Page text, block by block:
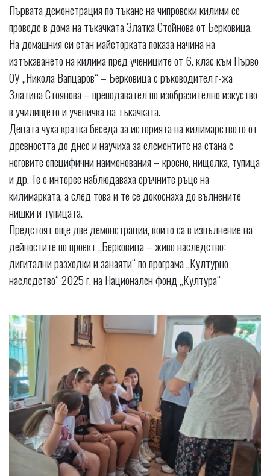
Първата демонстрация по тъкане на чипровски килими се
проведе в дома на тъкачката Златка Стойнова от Берковица.
На домашния си стан майсторката показа начина на
изтъкаването на килима пред учениците от 6. клас към Първо
ОУ „Никола Вапцаров“ – Берковица с ръководител г-жа
Златина Стоянова – преподавател по изобразително изкуство
в училището и ученичка на тъкачката.
Децата чуха кратка беседа за историята на килимарството от
древността до днес и научиха за елементите на стана с
неговите специфични наименования – кросно, нищелка, тупица
и др. Те с интерес наблюдаваха сръчните ръце на
килимарката, а след това и те се докоснаха до вълнените
нишки и тупицата.
Предстоят още две демонстрации, които са в изпълнение на
дейностите по проект „Берковица – живо наследство:
дигитални разходки и занаяти“ по програма „Културно
наследство“ 2025 г. на Национален фонд „Култура“